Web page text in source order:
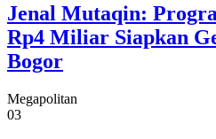
Jenal Mutaqin:
Rp4 Miliar Siapkan
Bogor
Megapolitan
03